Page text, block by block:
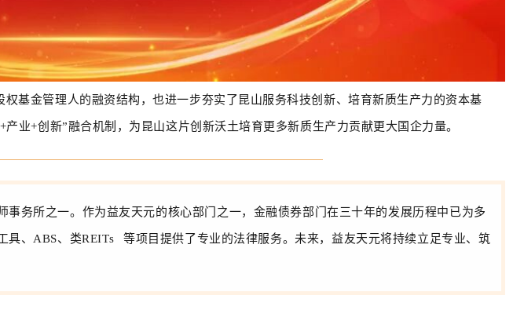
基金管理人的融资结构，也进一步夯实了昆山服务科技创新、培育新质生产力的资本基
业+创新”融合机制，为昆山这片创新沃土培育更多新质生产力贡献更大国企力量。
务所之一。作为益友天元的核心部门之一，金融债券部门在三十年的发展历程中已为多
具、ABS、 类REITs 等项目提供了专业的法律服务。未来，益友天元将持续立足专业、筑